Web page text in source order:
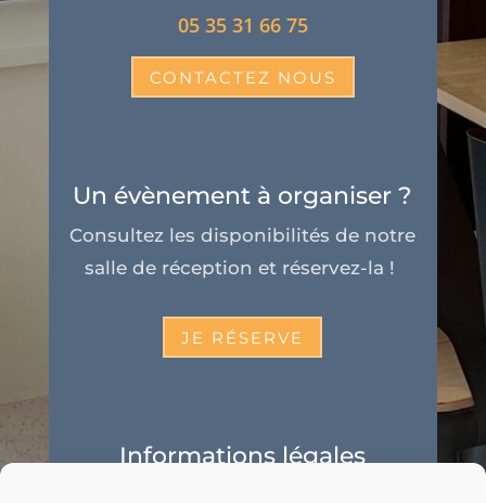
05 35 31 66 75
CONTACTEZ NOUS
Un évènement à organiser ?
Consultez les disponibilités de notre
salle de réception et réservez-la !
JE RÉSERVE
Informations légales